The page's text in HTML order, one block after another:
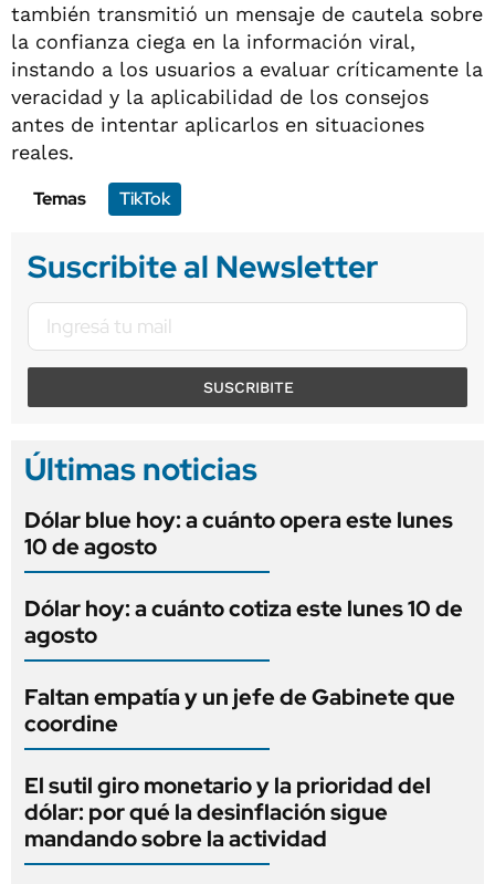
también transmitió un mensaje de cautela sobre
la confianza ciega en la información viral,
instando a los usuarios a evaluar críticamente la
veracidad y la aplicabilidad de los consejos
antes de intentar aplicarlos en situaciones
reales.
Temas
TikTok
Suscribite al Newsletter
SUSCRIBITE
Últimas noticias
Dólar blue hoy: a cuánto opera este lunes
10 de agosto
Dólar hoy: a cuánto cotiza este lunes 10 de
agosto
Faltan empatía y un jefe de Gabinete que
coordine
El sutil giro monetario y la prioridad del
dólar: por qué la desinflación sigue
mandando sobre la actividad